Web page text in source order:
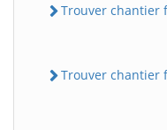
Trouver chantier
Trouver chantier